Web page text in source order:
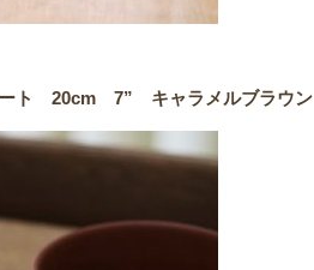
ト 20cm 7” キャラメルブラウン